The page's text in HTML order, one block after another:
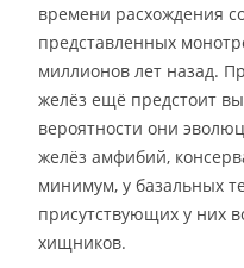
времени расхождения
представленных
миллионов лет назад.
желёз ещё предстоит
вероятности они
желёз амфибий,
минимум, у базальных
присутствующих у них
хищников.